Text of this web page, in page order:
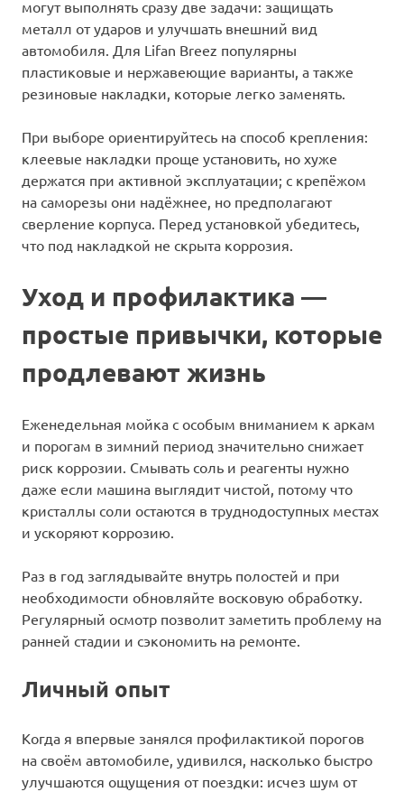
могут выполнять сразу две задачи: защищать
металл от ударов и улучшать внешний вид
автомобиля. Для Lifan Breez популярны
пластиковые и нержавеющие варианты, а также
резиновые накладки, которые легко заменять.
При выборе ориентируйтесь на способ крепления:
клеевые накладки проще установить, но хуже
держатся при активной эксплуатации; с крепёжом
на саморезы они надёжнее, но предполагают
сверление корпуса. Перед установкой убедитесь,
что под накладкой не скрыта коррозия.
Уход и профилактика —
простые привычки, которые
продлевают жизнь
Еженедельная мойка с особым вниманием к аркам
и порогам в зимний период значительно снижает
риск коррозии. Смывать соль и реагенты нужно
даже если машина выглядит чистой, потому что
кристаллы соли остаются в труднодоступных местах
и ускоряют коррозию.
Раз в год заглядывайте внутрь полостей и при
необходимости обновляйте восковую обработку.
Регулярный осмотр позволит заметить проблему на
ранней стадии и сэкономить на ремонте.
Личный опыт
Когда я впервые занялся профилактикой порогов
на своём автомобиле, удивился, насколько быстро
улучшаются ощущения от поездки: исчез шум от